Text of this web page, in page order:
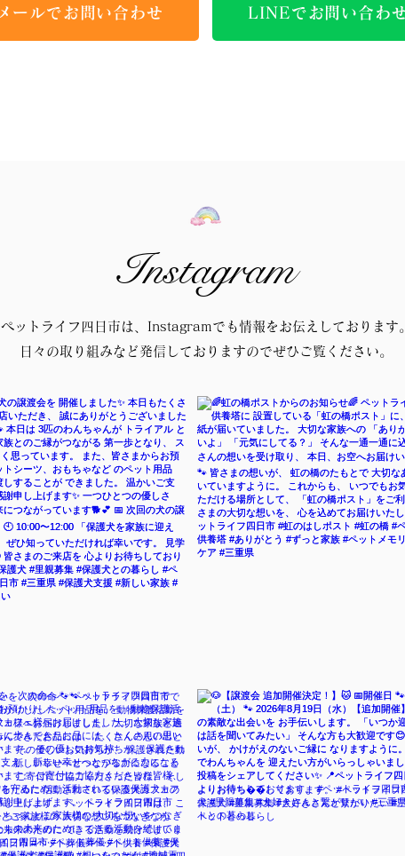
メールでお問い合わせ LINEでお問い合わ
Instagram
ペットライフ四日市は、Instagramでも情報をお伝えしております
日々の取り組みなど発信しておりますのでぜひご覧ください。